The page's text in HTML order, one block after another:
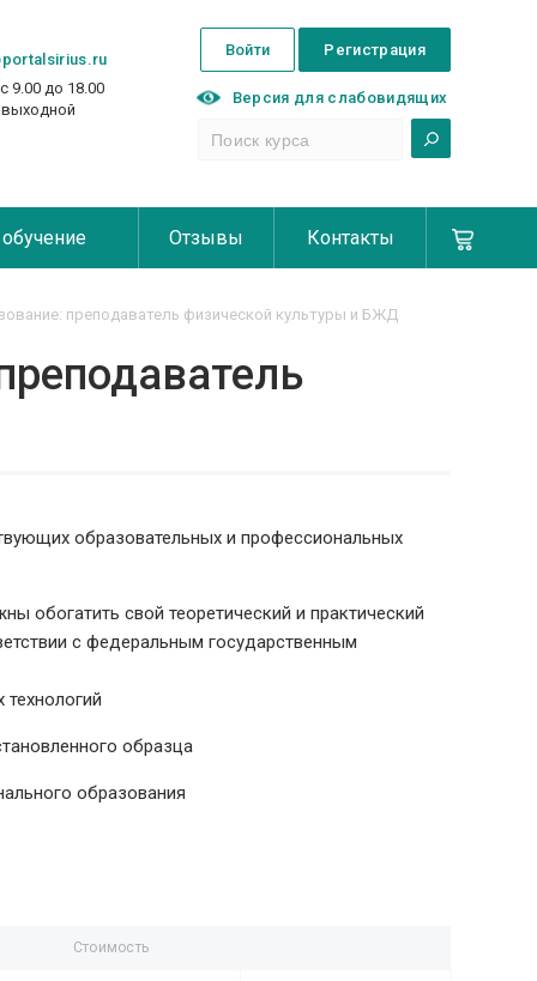
9.00 до 18.00
Регистрация
Войти
Версия для слабовидящих
Отзывы Контакты
преподаватель физической культуры и БЖД
образовательных и профессиональных
обогатить свой теоретический и практический
с федеральным государственным
образца
образования
Стоимость